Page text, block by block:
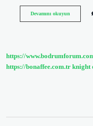
Devamını okuyun5
https://
https://bonaffee.com.tr knight